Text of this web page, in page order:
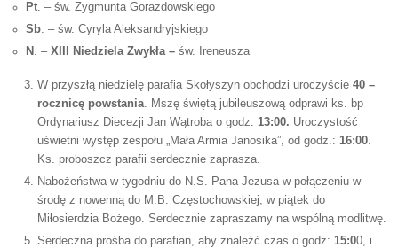
Pt. – św. Zygmunta Gorazdowskiego
Sb. – św. Cyryla Aleksandryjskiego
N . –XIII Niedziela Zwykła –św. Ireneusza
W przyszłą niedzielę parafia Skołyszyn obchodzi uroczyście 40 –
rocznicę powstania. Mszę świętą jubileuszową odprawi ks. bp
Ordynariusz Diecezji Jan Wątroba o godz: 13:00. Uroczystość
uświetni występ zespołu „Mała Armia Janosika”, od godz.: 16:00.
Ks. proboszcz parafii serdecznie zaprasza.
Nabożeństwa w tygodniu do N.S. Pana Jezusa w połączeniu w
środę z nowenną do M.B. Częstochowskiej, w piątek do
Miłosierdzia Bożego. Serdecznie zapraszamy na wspólną modlitwę.
Serdeczna prośba do parafian, aby znaleźć czas o godz: 15:00, i